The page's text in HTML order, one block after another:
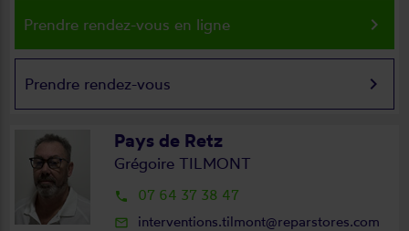
Prendre rendez-vous en ligne keyboard_arrow_right
Prendre rendez-vous keyboard_arrow_right
Pays de Retz
Grégoire TILMONT
local_phone 07 64 37 38 47
mail_outline interventions.tilmont@reparstores.com